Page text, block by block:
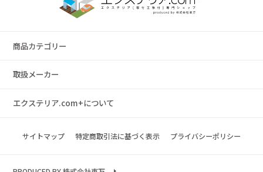
商品カテゴリー
取扱メーカー
エクステリア.com+について
サイトマップ 特定商取引法に基づく表示 プライバシーポリシー